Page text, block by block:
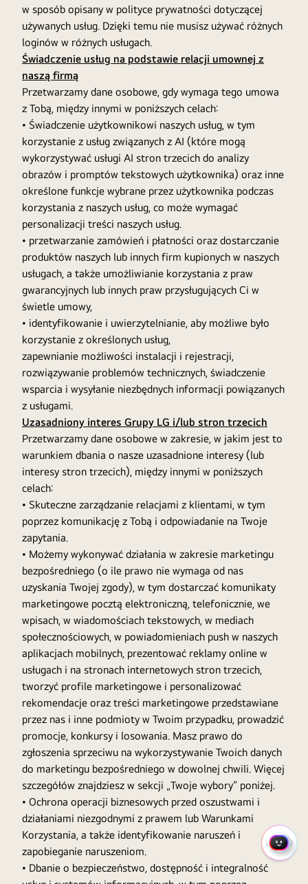
w sposób opisany w polityce prywatności dotyczącej
używanych usług. Dzięki temu nie musisz używać różnych
loginów w różnych usługach.
Świadczenie usług na podstawie relacji umownej z
naszą firmą
Przetwarzamy dane osobowe, gdy wymaga tego umowa
z Tobą, między innymi w poniższych celach:
• Świadczenie użytkownikowi naszych usług, w tym
korzystanie z usług związanych z AI (które mogą
wykorzystywać usługi AI stron trzecich do analizy
obrazów i promptów tekstowych użytkownika) oraz inne
określone funkcje wybrane przez użytkownika podczas
korzystania z naszych usług, co może wymagać
personalizacji treści naszych usług.
• przetwarzanie zamówień i płatności oraz dostarczanie
produktów naszych lub innych firm kupionych w naszych
usługach, a także umożliwianie korzystania z praw
gwarancyjnych lub innych praw przysługujących Ci w
świetle umowy,
• identyfikowanie i uwierzytelnianie, aby możliwe było
korzystanie z określonych usług,
zapewnianie możliwości instalacji i rejestracji,
rozwiązywanie problemów technicznych, świadczenie
wsparcia i wysyłanie niezbędnych informacji powiązanych
z usługami.
Uzasadniony interes Grupy LG i/lub stron trzecich
Przetwarzamy dane osobowe w zakresie, w jakim jest to
warunkiem dbania o nasze uzasadnione interesy (lub
interesy stron trzecich), między innymi w poniższych
celach:
• Skuteczne zarządzanie relacjami z klientami, w tym
poprzez komunikację z Tobą i odpowiadanie na Twoje
zapytania.
• Możemy wykonywać działania w zakresie marketingu
bezpośredniego (o ile prawo nie wymaga od nas
uzyskania Twojej zgody), w tym dostarczać komunikaty
marketingowe pocztą elektroniczną, telefonicznie, we
wpisach, w wiadomościach tekstowych, w mediach
społecznościowych, w powiadomieniach push w naszych
aplikacjach mobilnych, prezentować reklamy online w
usługach i na stronach internetowych stron trzecich,
tworzyć profile marketingowe i personalizować
rekomendacje oraz treści marketingowe przedstawiane
przez nas i inne podmioty w Twoim przypadku, prowadzić
promocje, konkursy i losowania. Masz prawo do
zgłoszenia sprzeciwu na wykorzystywanie Twoich danych
do marketingu bezpośredniego w dowolnej chwili. Więcej
szczegółów znajdziesz w sekcji „Twoje wybory” poniżej.
• Ochrona operacji biznesowych przed oszustwami i
działaniami niezgodnymi z prawem lub Warunkami
Korzystania, a także identyfikowanie naruszeń i
zapobieganie naruszeniom.
• Dbanie o bezpieczeństwo, dostępność i integralność